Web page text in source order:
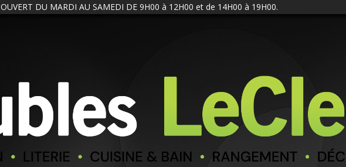
OUVERT DU MARDI AU SAMEDI DE 9H00 à 12H00 et de 14H00 à 19H00.